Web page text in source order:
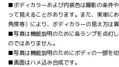
■ボディカラーおよび内装色は撮影の条件
って見えることがあります。また、実車に
角度等）により、ボディカラーの見え方は異
■写真は機能説明のために各ランプを点灯
のではありません。
■写真は機能説明のためにボディの一部を
■画面はハメ込み合成です。